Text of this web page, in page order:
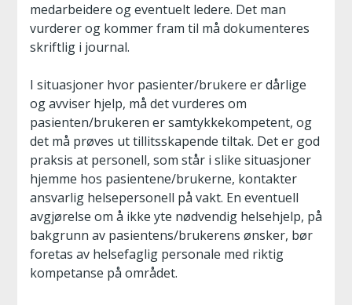
medarbeidere og eventuelt ledere. Det man
vurderer og kommer fram til må dokumenteres
skriftlig i journal.
I situasjoner hvor pasienter/brukere er dårlige
og avviser hjelp, må det vurderes om
pasienten/brukeren er samtykkekompetent, og
det må prøves ut tillitsskapende tiltak. Det er god
praksis at personell, som står i slike situasjoner
hjemme hos pasientene/brukerne, kontakter
ansvarlig helsepersonell på vakt. En eventuell
avgjørelse om å ikke yte nødvendig helsehjelp, på
bakgrunn av pasientens/brukerens ønsker, bør
foretas av helsefaglig personale med riktig
kompetanse på området.